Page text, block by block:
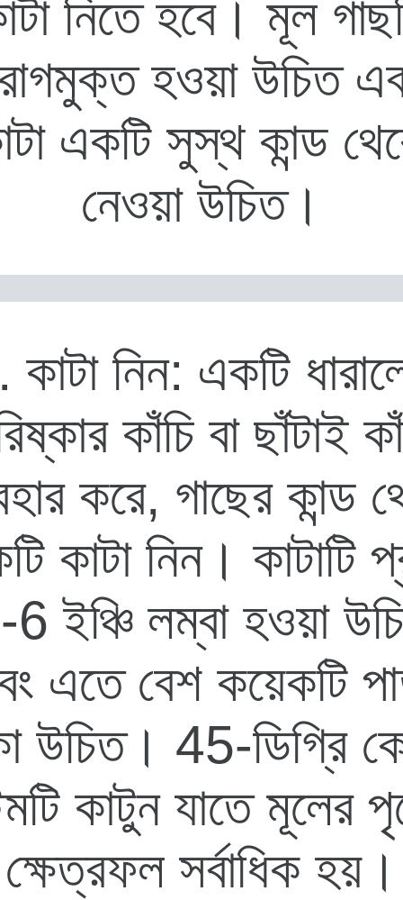
নিতে হবে। মূল
হওয়া উচিত
একটি সুস্থ কান্ড
নেওয়া উচিত।
কাটা নিন: একটি
কাঁচি বা ছাঁটাই
করে, গাছের কান্ড
কাটা নিন। কাটাটি
ইঞ্চি লম্বা হওয়া
এতে বেশ কয়েকটি
উচিত। 45-ডিগ্রি
কাটুন যাতে মূলের
ক্ষেত্রফল সর্বাধিক হয়।